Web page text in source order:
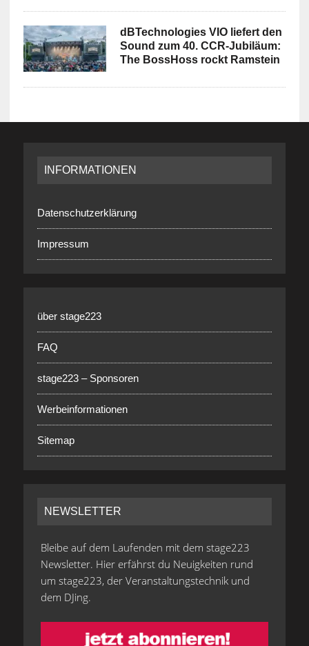
dBTechnologies VIO liefert den
Sound zum 40. CCR-Jubiläum:
The BossHoss rockt Ramstein
INFORMATIONEN
Datenschutzerklärung
Impressum
über stage223
FAQ
stage223 – Sponsoren
Werbeinformationen
Sitemap
NEWSLETTER
Bleibe auf dem Laufenden mit dem stage223
Newsletter. Hier erfährst du Neuigkeiten rund
um stage223, der Veranstaltungstechnik und
dem DJing.